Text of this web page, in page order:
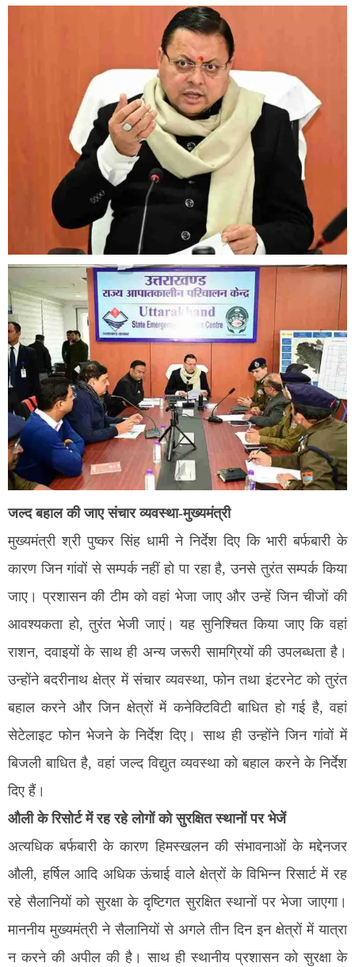
जल्द बहाल की जाए संचार व्यवस्था-मुख्यमंत्री
मुख्यमंत्री श्री पुष्कर सिंह धामी ने निर्देश दिए कि भारी बर्फबारी के
कारण जिन गांवों से सम्पर्क नहीं हो पा रहा है, उनसे तुरंत सम्पर्क किया
जाए। प्रशासन की टीम को वहां भेजा जाए और उन्हें जिन चीजों की
आवश्यकता हो, तुरंत भेजी जाएं। यह सुनिश्चित किया जाए कि वहां
राशन, दवाइयों के साथ ही अन्य जरूरी सामग्रियों की उपलब्धता है।
उन्होंने बदरीनाथ क्षेत्र में संचार व्यवस्था, फोन तथा इंटरनेट को तुरंत
बहाल करने और जिन क्षेत्रों में कनेक्टिविटी बाधित हो गई है, वहां
सेटेलाइट फोन भेजने के निर्देश दिए। साथ ही उन्होंने जिन गांवों में
बिजली बाधित है, वहां जल्द विद्युत व्यवस्था को बहाल करने के निर्देश
दिए हैं।
औली के रिसोर्ट में रह रहे लोगों को सुरक्षित स्थानों पर भेजें
अत्यधिक बर्फबारी के कारण हिमस्खलन की संभावनाओं के मद्देनजर
औली, हर्षिल आदि अधिक ऊंचाई वाले क्षेत्रों के विभिन्न रिसार्ट में रह
रहे सैलानियों को सुरक्षा के दृष्टिगत सुरक्षित स्थानों पर भेजा जाएगा।
माननीय मुख्यमंत्री ने सैलानियों से अगले तीन दिन इन क्षेत्रों में यात्रा
न करने की अपील की है। साथ ही स्थानीय प्रशासन को सुरक्षा के